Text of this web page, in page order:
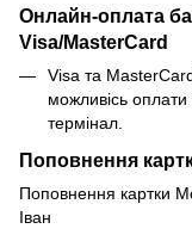
Онлайн-оплата
Visa/MasterCard
Visa та
можливісь
термінал.
Поповнення
Поповнення картки
Іван